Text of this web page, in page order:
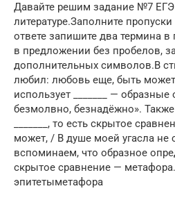
Давайте решим задание №7
литературе.Заполните
ответе запишите два термина
в предложении без пробелов,
дополнительных символов.В
любил: любовь еще, быть
использует _______ —
безмолвно, безнадёжно».
_______, то есть скрытое
может, / В душе моей угасла не
вспоминаем, что образное
скрытое сравнение —
эпитетыметафора